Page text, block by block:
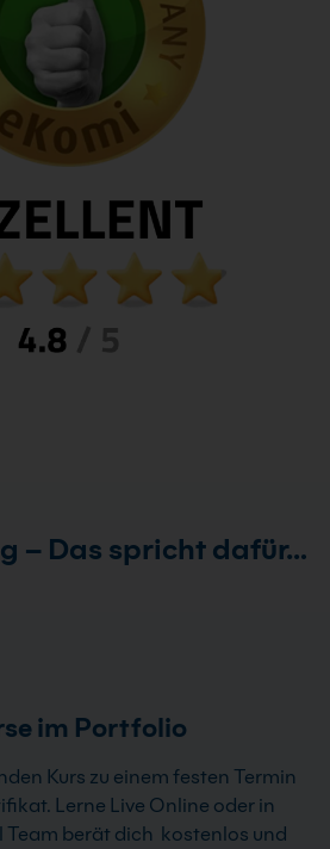
– Das spricht dafür…
im Portfolio
Kurs zu einem festen Termin
Lerne Live Online oder in
Team berät dich kostenlos und